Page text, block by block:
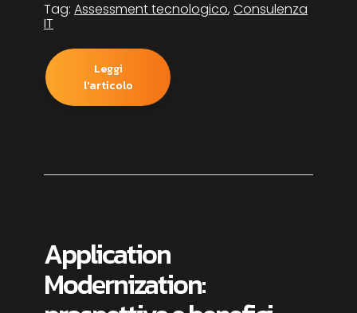
Tag: Assessment tecnologico, Consulenza
IT
Leggi
l'articolo
Application
Modernization: